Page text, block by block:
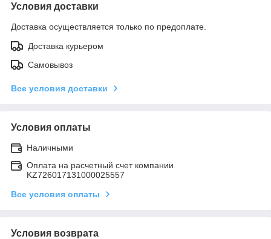
Условия доставки
Доставка осуществляется только по предоплате.
Доставка курьером
Самовывоз
Все условия доставки
Условия оплаты
Наличными
Оплата на расчетный счет компании
KZ726017131000025557
Все условия оплаты
Условия возврата